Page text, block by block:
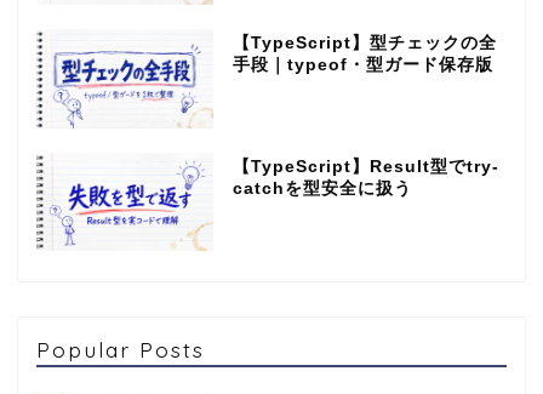
【TypeScript】型チェックの全
手段｜typeof・型ガード保存版
【TypeScript】Result型でtry-
catchを型安全に扱う
Popular Posts